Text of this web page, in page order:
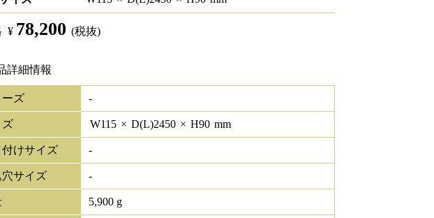
¥ 78,200 (税抜)
詳細情報
ーズ -
ズ W115 × D(L)2450 × H90 mm
けサイズ -
サイズ -
5,900 g